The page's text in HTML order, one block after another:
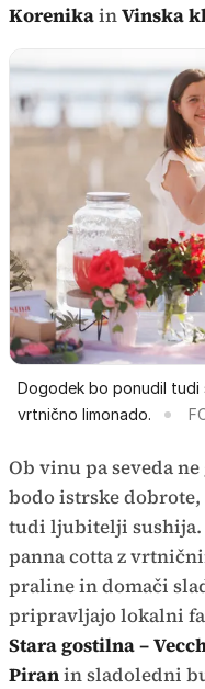
KorenikainVinska
Dogodek bo ponudil tudi
vrtnično limonado.
Ob vinu pa seveda
bodo istrske
tudi ljubitelji sushija.
panna cotta z
praline in domači
pripravljajo lokalni
Stara gostilna –
Piranin sladoledni